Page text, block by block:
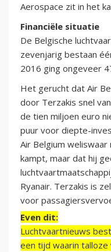
Aerospace zit in het
Financiële situatie
De Belgische
zevenjarig bestaan
2016 ging ongeveer
Het gerucht dat Air
door Terzakis snel
de tien miljoen euro
puur voor diepte-
Air Belgium
kampt, maar dat hij
Ryanair. Terzakis is
voor
Even dit:
Luchtvaartnieuws
een tijd waarin